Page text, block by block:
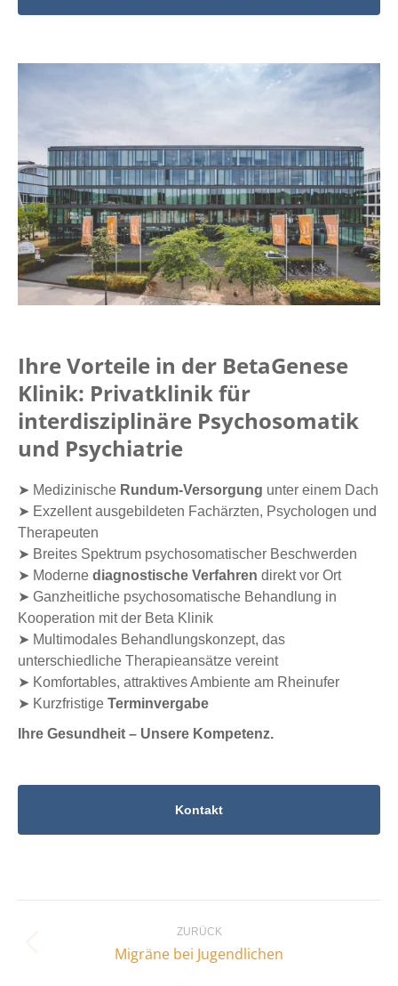
Ihre Vorteile in der BetaGenese
Klinik: Privatklinik für
interdisziplinäre Psychosomatik
und Psychiatrie
➤ Medizinische Rundum-Versorgung unter einem Dach
➤ Exzellent ausgebildeten Fachärzten, Psychologen und
Therapeuten
➤ Breites Spektrum psychosomatischer Beschwerden
➤ Moderne diagnostische Verfahren direkt vor Ort
➤ Ganzheitliche psychosomatische Behandlung in
Kooperation mit der Beta Klinik
➤ Multimodales Behandlungskonzept, das
unterschiedliche Therapieansätze vereint
➤ Komfortables, attraktives Ambiente am Rheinufer
➤ Kurzfristige Terminvergabe
Ihre Gesundheit – Unsere Kompetenz.
Kontakt
ZURÜCK
Vorheriger
Migräne bei Jugendlichen